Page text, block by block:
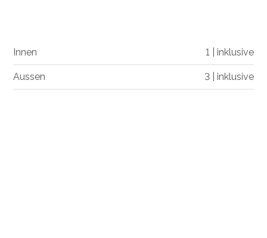
Innen 1 | inklusive
Aussen 3 | inklusive